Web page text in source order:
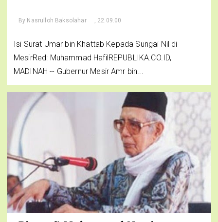
By Nasrulloh Baksolahar , 22.09.00
Isi Surat Umar bin Khattab Kepada Sungai Nil di
MesirRed: Muhammad HafilREPUBLIKA.CO.ID,
MADINAH -- Gubernur Mesir Amr bin...